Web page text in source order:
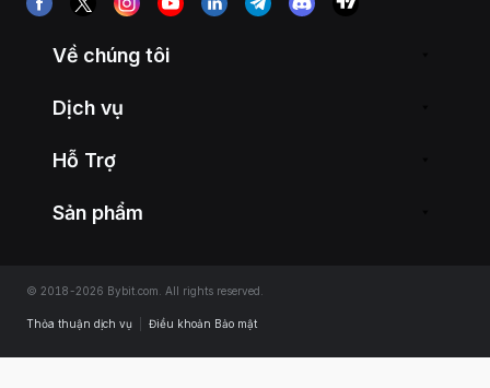
Về chúng tôi
Dịch vụ
Hỗ Trợ
Sản phẩm
© 2018-2026 Bybit.com. All rights reserved.
Thỏa thuận dịch vụ Điều khoản Bảo mật